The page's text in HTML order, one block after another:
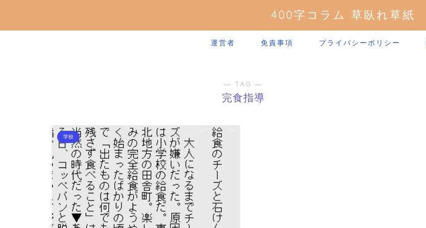
400字コラム 草臥れ草紙
運営者 免責事項 プライバシーポリシー
― TAG ―
完食指導
学校